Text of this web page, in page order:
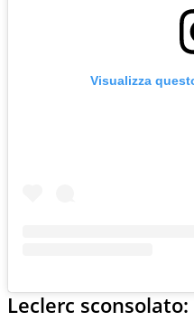
Visualizza
Leclerc sconsolato: